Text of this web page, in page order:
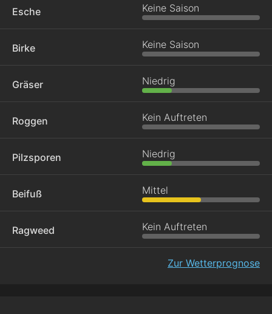
Esche Keine Saison
Birke Keine Saison
Gräser Niedrig
Roggen Kein Auftreten
Pilzsporen Niedrig
Beifuß Mittel
Ragweed Kein Auftreten
Zur Wetterprognose